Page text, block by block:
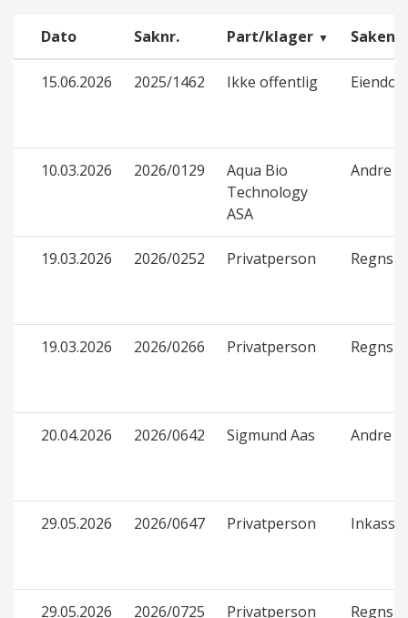
Dato Saknr. Part/klager Saken
15.06.2026 2025/1462 Ikke offentlig
10.03.2026 2026/0129
Aqua Bio
Technology
ASA
Andre
19.03.2026 2026/0252 Privatperson
19.03.2026 2026/0266 Privatperson
20.04.2026 2026/0642 Sigmund Aas Andre
29.05.2026 2026/0647 Privatperson Inkasso
29.05.2026 2026/0725 Privatperson